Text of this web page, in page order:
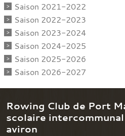
Saison 2021-2022
Saison 2022-2023
Saison 2023-2024
Saison 2024-2025
Saison 2025-2026
Saison 2026-2027
Rowing Club de Port
scolaire
aviron